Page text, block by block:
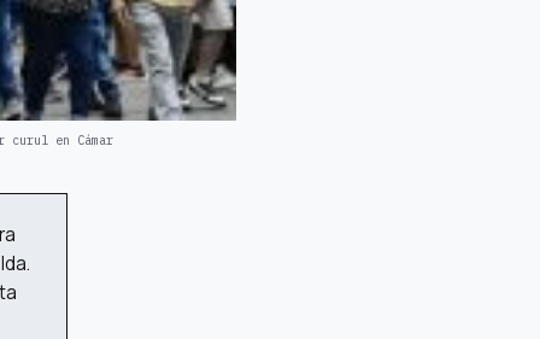
curul en Cámar